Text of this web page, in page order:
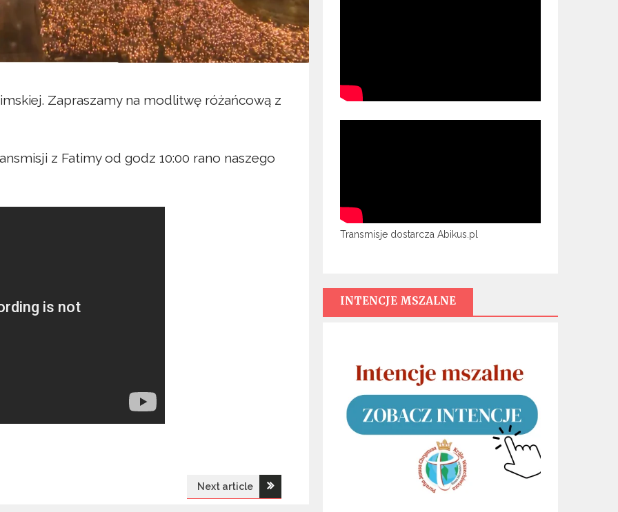
Zapraszamy na modlitwę różańcową z
z Fatimy od godz 10:00 rano naszego
Next article
Transmisje dostarcza Abikus.pl
INTENCJE MSZALNE